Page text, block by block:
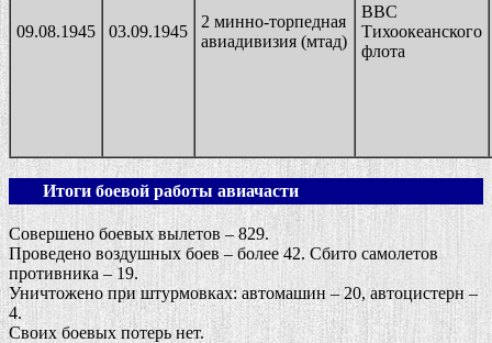
09.08.1945 03.09.1945
2 минно-торпедная
авиадивизия (мтад)
ВВС
Тихоокеанского
флота
Итоги боевой работы авиачасти
Совершено боевых вылетов – 829.
Проведено воздушных боев – более 42. Сбито самолетов
противника – 19.
Уничтожено при штурмовках: автомашин – 20, автоцистерн –
4.
Своих боевых потерь нет.